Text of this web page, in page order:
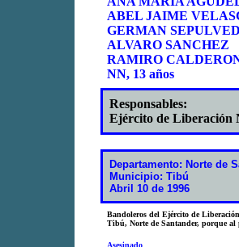
ABEL JAIME
GERMAN
ALVARO SANCHEZ
RAMIRO
NN, 13 años
Responsables:
Ejército de Liberación
Departamento: Norte de
Municipio: Tibú
Abril 10 de 1996
Bandoleros del Ejército de
Tibú, Norte de Santander, porque al
Asesinado